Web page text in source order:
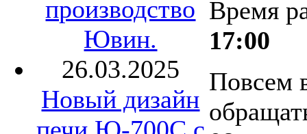
производство
Ювин.
26.03.2025
Новый дизайн
Время
17:00
Повсем